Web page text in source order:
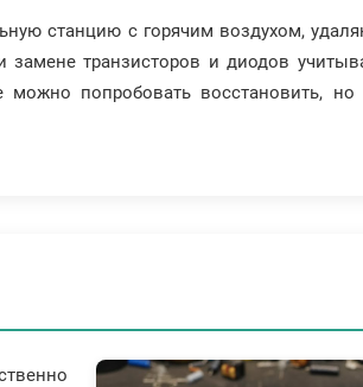
станцию с горячим воздухом,
транзисторов и диодов
можно попробовать восстановить,